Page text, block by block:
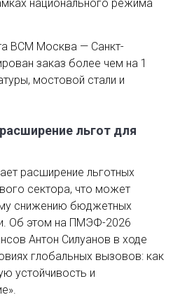
национального режима
ВСМ Москва — Санкт-
заказ более чем на 1
мостовой стали и
льгот для
расширение льготных
сектора, что может
снижению бюджетных
Об этом на ПМЭФ-2026
Антон Силуанов в ходе
глобальных вызовов: как
устойчивость и